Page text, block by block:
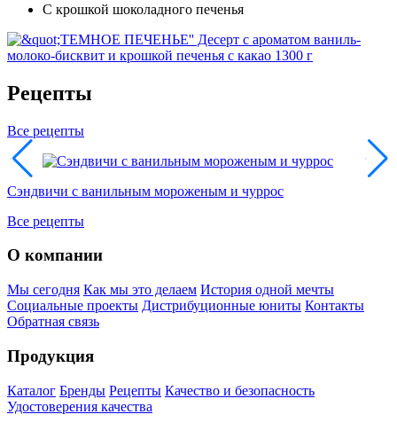
С крошкой шоколадного печенья
Рецепты
Все рецепты
Сэндвичи с ванильным мороженым и чуррос
Все рецепты
О компании
Мы сегодня Как мы это делаем История одной мечты
Социальные проекты Дистрибуционные юниты Контакты
Обратная связь
Продукция
Каталог Бренды Рецепты Качество и безопасность
Удостоверения качества